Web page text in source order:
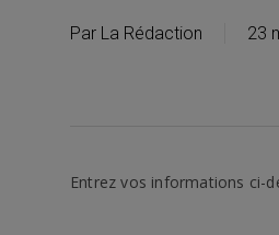
Par La Rédaction 23
Entrez vos informations ci-